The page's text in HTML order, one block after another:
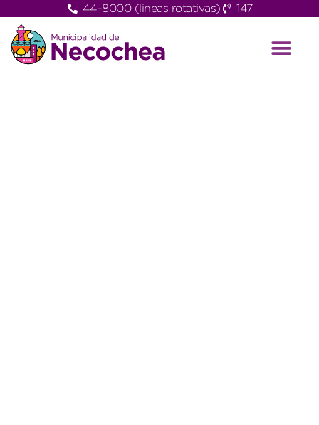
44-8000 (lineas rotativas) 147